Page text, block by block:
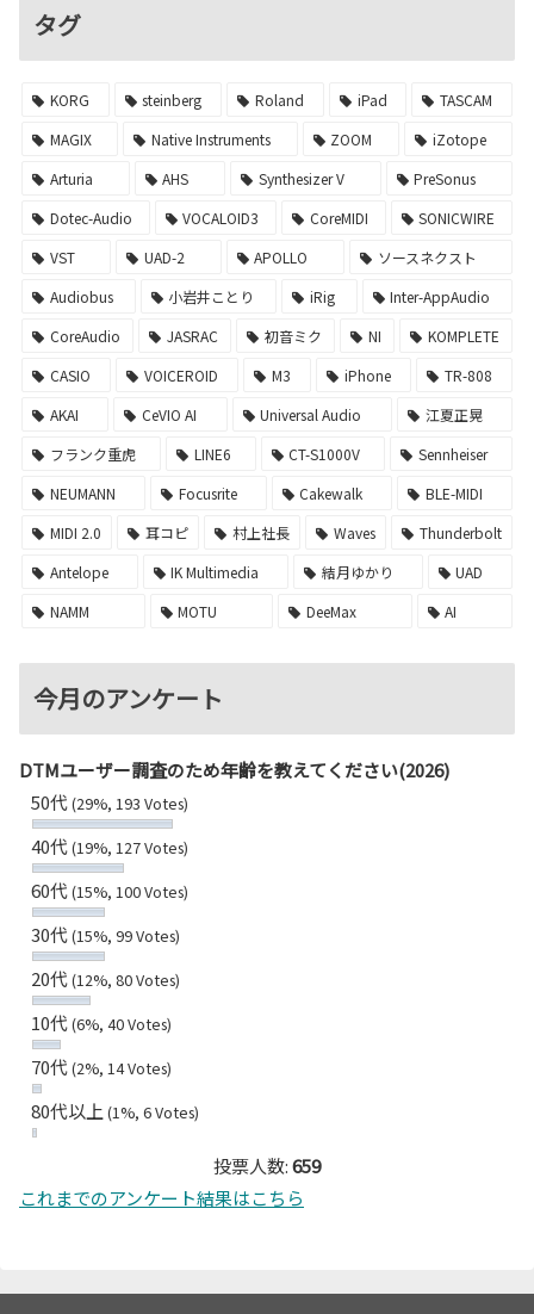
タグ
KORG steinberg Roland iPad
TASCAM
MAGIX
Native Instruments ZOOM
iZotope
Arturia
AHS Synthesizer V
PreSonus
Dotec-Audio
VOCALOID3 CoreMIDI
SONICWIRE
VST
UAD-2 APOLLO
ソースネクスト
Audiobus
小岩井ことり iRig
Inter-AppAudio
CoreAudio
JASRAC 初音ミク NI
KOMPLETE
CASIO
VOICEROID M3 iPhone
TR-808
AKAI
CeVIO AI Universal Audio
江夏正晃
フランク重虎
LINE6 CT-S1000V
Sennheiser
NEUMANN
Focusrite Cakewalk
BLE-MIDI
MIDI 2.0
耳コピ 村上社長 Waves
Thunderbolt
Antelope
IK Multimedia 結月ゆかり
UAD
NAMM
MOTU DeeMax AI
今月のアンケート
DTMユーザー調査のため年齢を教えてください(2026)
50代(29%, 193 Votes)
40代(19%, 127 Votes)
60代(15%, 100 Votes)
30代(15%, 99 Votes)
20代(12%, 80 Votes)
10代(6%, 40 Votes)
70代(2%, 14 Votes)
80代以上 (1%, 6 Votes)
投票人数:659
これまでのアンケート結果はこちら